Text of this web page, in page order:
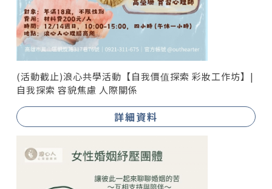
(活動截止)浪心共學活動【自我價值探索 彩妝工作坊】|
自我探索 容貌焦慮 人際關係
詳細資料